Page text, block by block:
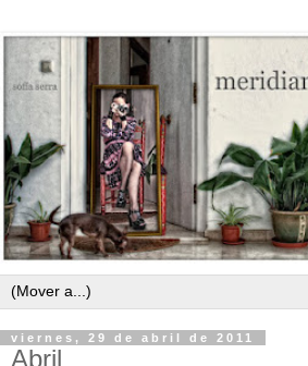
viernes, 29 de abril de 2011
Abril